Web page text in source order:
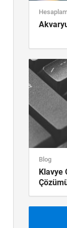
Blog
Klavye